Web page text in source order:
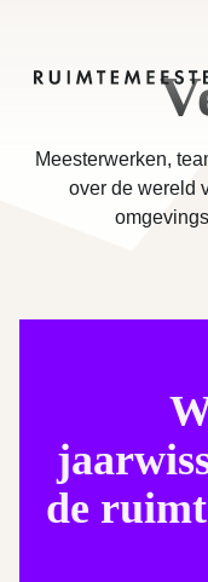
Meesterwerken,
over de wereld
de